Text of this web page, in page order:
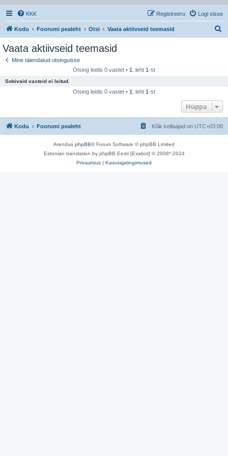
KKK Logi sisse
Registreeru
Kodu Foorumi pealeht Otsi Vaata aktiivseid teemasid
Vaata aktiivseid teemasid
Mine täiendatud otsinguisse
Otsing leidis 0 vastet • 1 . leht 1-st
Sobivaid vasteid ei leitud.
Otsing leidis 0 vastet • 1 . leht 1-st
Hüppa
Kodu Foorumi pealeht Kõik kellaajad on UTC+03:00
Arendas phpBB® Forum Software © phpBB Limited
Estonian translation by phpBB Eesti [Exabot] © 2008*-2024
Privaatsus | Kasutajatingimused